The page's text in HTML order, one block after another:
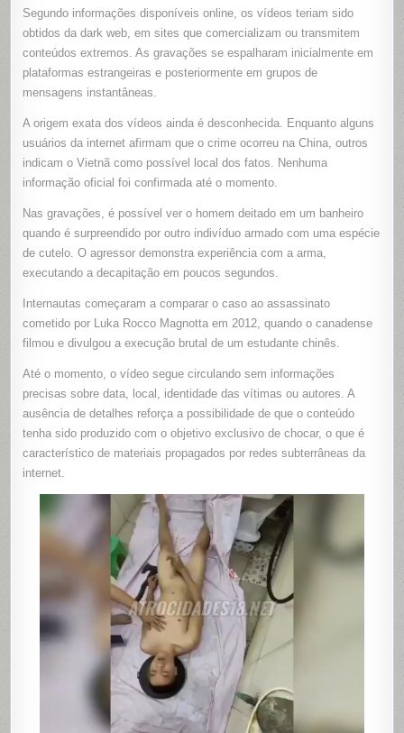
Segundo informações disponíveis online, os vídeos teriam sido
obtidos da dark web, em sites que comercializam ou transmitem
conteúdos extremos. As gravações se espalharam inicialmente em
plataformas estrangeiras e posteriormente em grupos de
mensagens instantâneas.
A origem exata dos vídeos ainda é desconhecida. Enquanto alguns
usuários da internet afirmam que o crime ocorreu na China, outros
indicam o Vietnã como possível local dos fatos. Nenhuma
informação oficial foi confirmada até o momento.
Nas gravações, é possível ver o homem deitado em um banheiro
quando é surpreendido por outro indivíduo armado com uma espécie
de cutelo. O agressor demonstra experiência com a arma,
executando a decapitação em poucos segundos.
Internautas começaram a comparar o caso ao assassinato
cometido por Luka Rocco Magnotta em 2012, quando o canadense
filmou e divulgou a execução brutal de um estudante chinês.
Até o momento, o vídeo segue circulando sem informações
precisas sobre data, local, identidade das vítimas ou autores. A
ausência de detalhes reforça a possibilidade de que o conteúdo
tenha sido produzido com o objetivo exclusivo de chocar, o que é
característico de materiais propagados por redes subterrâneas da
internet.